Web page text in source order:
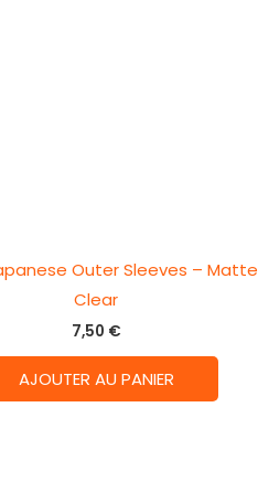
Outer Sleeves – Matte
Clear
7,50 €
AJOUTER AU PANIER